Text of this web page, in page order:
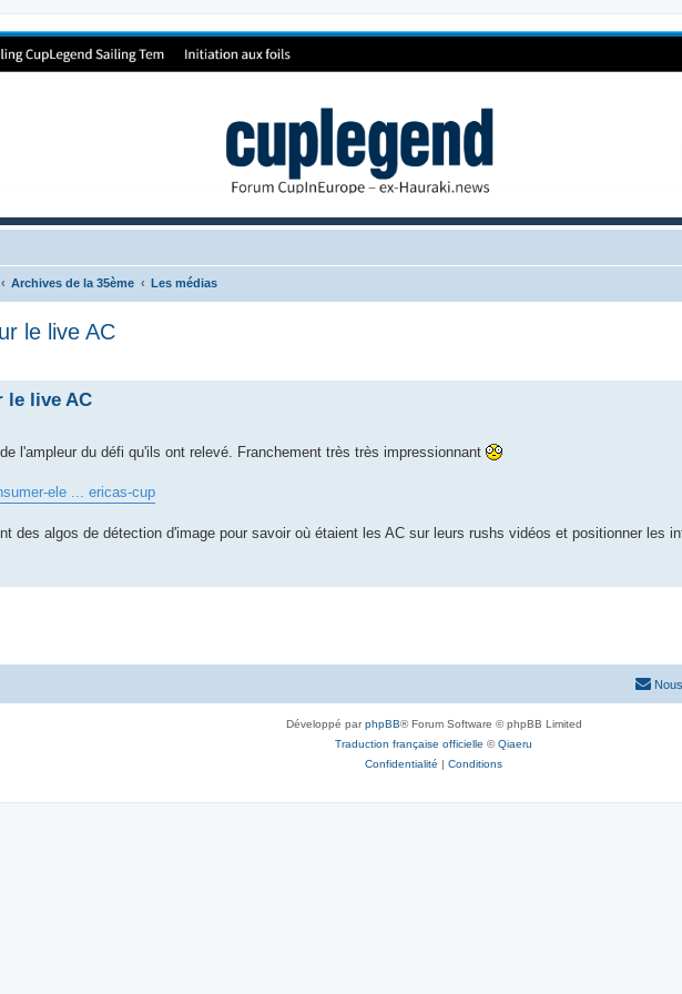
Archives de la 35ème Les médias
le live AC
le live AC
l'ampleur du défi qu'ils ont relevé. Franchement très très impressionnant
ele ... ericas-cup
des algos de détection d'image pour savoir où étaient les AC sur leurs rushs vidéos et positionner les
Développé parphpBB® Forum Software © phpBB Limited
Traduction française officielle ©Qiaeru
Confidentialité
Conditions